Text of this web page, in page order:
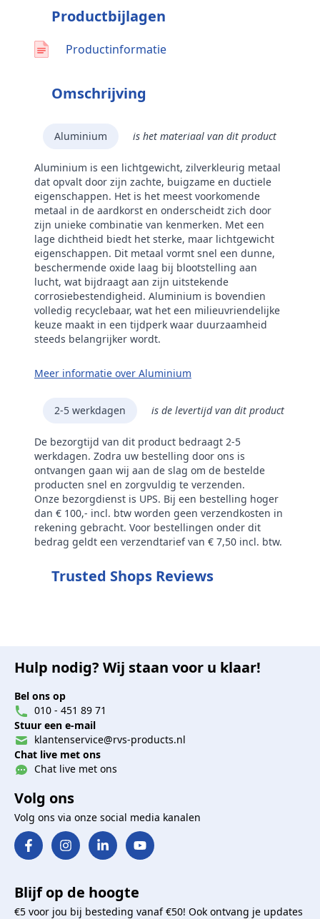
Omschrijving
Aluminium is het materiaal van dit product
Aluminium is een lichtgewicht, zilverkleurig metaal
dat opvalt door zijn zachte, buigzame en ductiele
eigenschappen. Het is het meest voorkomende
metaal in de aardkorst en onderscheidt zich door
zijn unieke combinatie van kenmerken. Met een
lage dichtheid biedt het sterke, maar lichtgewicht
eigenschappen. Dit metaal vormt snel een dunne,
beschermende oxide laag bij blootstelling aan
lucht, wat bijdraagt aan zijn uitstekende
corrosiebestendigheid. Aluminium is bovendien
volledig recyclebaar, wat het een milieuvriendelijke
keuze maakt in een tijdperk waar duurzaamheid
steeds belangrijker wordt.
Meer informatie over Aluminium
2-5 werkdagen is de levertijd van dit product
De bezorgtijd van dit product bedraagt 2-5
werkdagen. Zodra uw bestelling door ons is
ontvangen gaan wij aan de slag om de bestelde
producten snel en zorgvuldig te verzenden.
Onze bezorgdienst is UPS. Bij een bestelling hoger
dan € 100,- incl. btw worden geen verzendkosten in
rekening gebracht. Voor bestellingen onder dit
bedrag geldt een verzendtarief van € 7,50 incl. btw.
Productbijlagen
Productinformatie
Trusted Shops Reviews
Hulp nodig? Wij staan voor u klaar!
Bel ons op
010 - 451 89 71
Stuur een e-mail
klantenservice@rvs-products.nl
Chat live met ons
Chat live met ons
Volg ons
Volg ons via onze social media kanalen
Blijf op de hoogte
€5 voor jou bij besteding vanaf €50! Ook ontvang je updates